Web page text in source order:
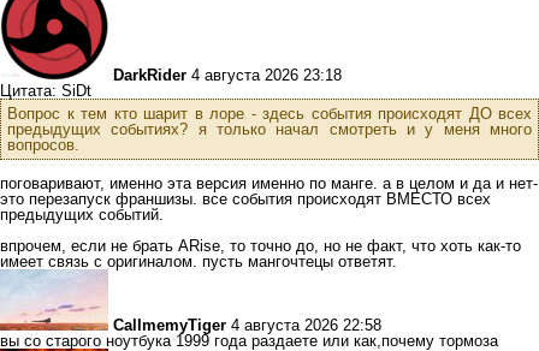
DarkRider 4 августа 2026 23:18
Цитата: SiDt
Вопрос к тем кто шарит в лоре - здесь события происходят ДО всех
предыдущих событиях? я только начал смотреть и у меня много
вопросов.
поговаривают, именно эта версия именно по манге. а в целом и да и нет-
это перезапуск франшизы. все события происходят ВМЕСТО всех
предыдущих событий.
впрочем, если не брать ARise, то точно до, но не факт, что хоть как-то
имеет связь с оригиналом. пусть мангочтецы ответят.
CallmemyTiger 4 августа 2026 22:58
вы со старого ноутбука 1999 года раздаете или как,почему тормоза